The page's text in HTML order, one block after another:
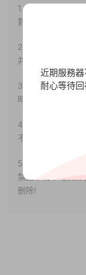
1.本站部分内容轉
對其真實性負責。
2.若您需要商業運
并合法使用。
3.如果本站有侵犯
時間解決！
4.本站部分内容均
不存在任何商業目
5.本站提供的所有
禁止下載本站資
删除!
近期服務
耐心等待回